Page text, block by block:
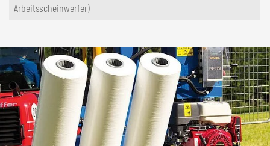
Arbeitsscheinwerfer)